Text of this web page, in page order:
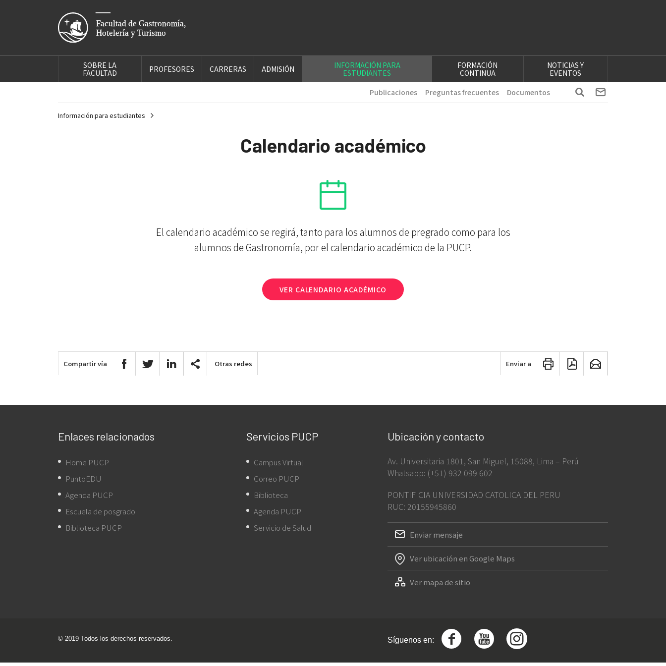
SOBRE LA
FACULTAD
PROFESORES CARRERAS ADMISIÓN
INFORMACIÓN PARA
ESTUDIANTES
FORMACIÓN
CONTINUA
NOTICIAS Y
EVENTOS
Documentos
Preguntas frecuentes
Publicaciones
Información para estudiantes
Calendario académico
El calendario académico se regirá, tanto para los alumnos de pregrado como para los
alumnos de Gastronomía, por el calendario académico de la PUCP.
VER CALENDARIO ACADÉMICO
Compartir vía Otras redes Enviar a
Enlaces relacionados
Home PUCP
PuntoEDU
Agenda PUCP
Escuela de posgrado
Biblioteca PUCP
Servicios PUCP
Campus Virtual
Correo PUCP
Biblioteca
Agenda PUCP
Servicio de Salud
Ubicación y contacto
Av. Universitaria 1801, San Miguel, 15088, Lima – Perú
Whatsapp: (+51) 932 099 602
PONTIFICIA UNIVERSIDAD CATOLICA DEL PERU
RUC: 20155945860
Enviar mensaje
Ver ubicación en Google Maps
Ver mapa de sitio
© 2019 Todos los derechos reservados. Síguenos en: